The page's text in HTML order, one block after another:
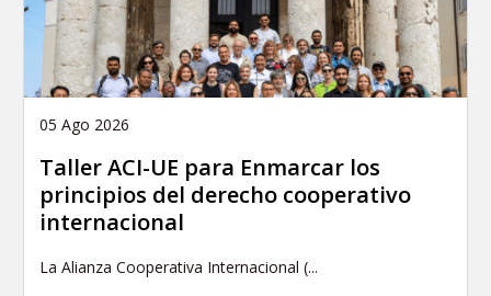
05 Ago 2026
Taller ACI-UE para Enmarcar los
principios del derecho cooperativo
internacional
La Alianza Cooperativa Internacional (...